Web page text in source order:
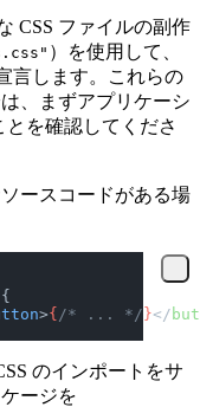
CSS ファイルの副作
）を使用して、
言します。これらの
、まずアプリケーシ
とを確認してくださ
ースコードがある場
>{ /* ... */ }</
のインポートをサ
ージを